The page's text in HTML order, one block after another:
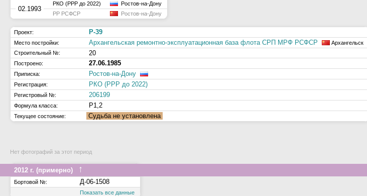
02.1993
РКО (РРР до 2022)
Ростов-на-Дону
РР РСФСР
Ростов-на-Дону
Проект: Р-39
Место постройки: Архангельская ремонтно-эксплуатационная база флота СРП МРФ РСФСР
Архангельск
Строительный №:
20
Построено: 27.06.1985
Приписка: Ростов-на-Дону
Регистрация: РКО (РРР до 2022)
Регистровый №: 206199
Формула класса: Р1,2
Текущее состояние: Судьба не установлена
Нет фотографий за этот период
2012 г. (примерно) ↑
Бортовой №: Д-06-1508
Показать все данные